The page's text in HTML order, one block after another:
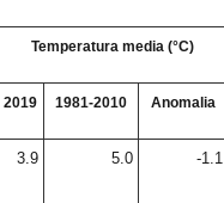
Temperatura media (°C)
2019 1981-2010 Anomalia
3.9 5.0 -1.1